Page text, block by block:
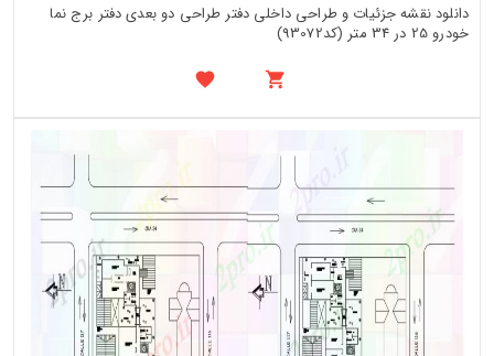
دانلود نقشه جزئیات و طراحی داخلی دفتر طراحی دو بعدی دفتر برج نما
خودرو 25 در 34 متر (کد93072)